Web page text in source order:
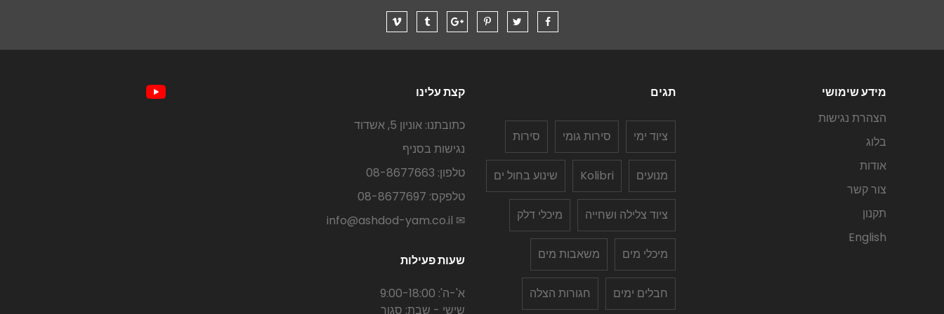
מידע שימושי
הצהרת נגישות
בלוג
אודות
צור קשר
תקנון
English
תגים
ציוד ימי סירות גומי סירות
מנועים Kolibri שינוע בחול ים
ציוד צלילה ושחייה מיכלי דלק
מיכלי מים משאבות מים
חבלים ימים חגורות הצלה
קצת עלינו
כתובתנו: אוניון 5, אשדוד
נגישות בסניף
טלפון: 08-8677663
טלפקס: 08-8677697
✉ info@ashdod-yam.co.il
שעות פעילות
א'-ה': 9:00-18:00
שישי - שבת: סגור